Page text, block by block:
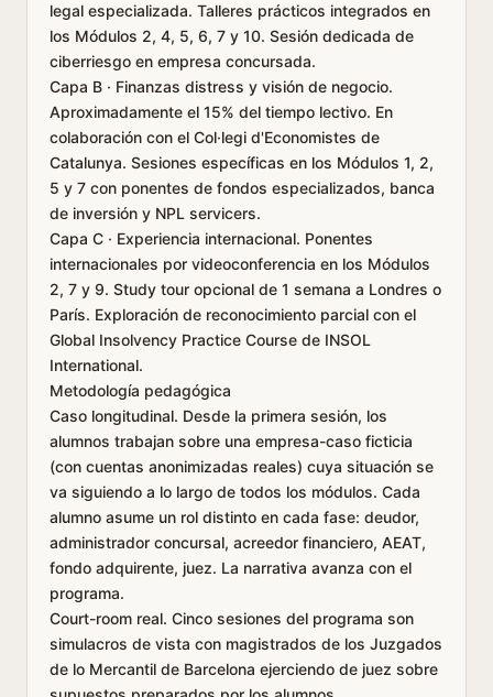
legal especializada. Talleres prácticos integrados en
los Módulos 2, 4, 5, 6, 7 y 10. Sesión dedicada de
ciberriesgo en empresa concursada.
Capa B · Finanzas distress y visión de negocio.
Aproximadamente el 15% del tiempo lectivo. En
colaboración con el Col·legi d'Economistes de
Catalunya. Sesiones específicas en los Módulos 1, 2,
5 y 7 con ponentes de fondos especializados, banca
de inversión y NPL servicers.
Capa C · Experiencia internacional. Ponentes
internacionales por videoconferencia en los Módulos
2, 7 y 9. Study tour opcional de 1 semana a Londres o
París. Exploración de reconocimiento parcial con el
Global Insolvency Practice Course de INSOL
International.
Metodología pedagógica
Caso longitudinal. Desde la primera sesión, los
alumnos trabajan sobre una empresa-caso ficticia
(con cuentas anonimizadas reales) cuya situación se
va siguiendo a lo largo de todos los módulos. Cada
alumno asume un rol distinto en cada fase: deudor,
administrador concursal, acreedor financiero, AEAT,
fondo adquirente, juez. La narrativa avanza con el
programa.
Court-room real. Cinco sesiones del programa son
simulacros de vista con magistrados de los Juzgados
de lo Mercantil de Barcelona ejerciendo de juez sobre